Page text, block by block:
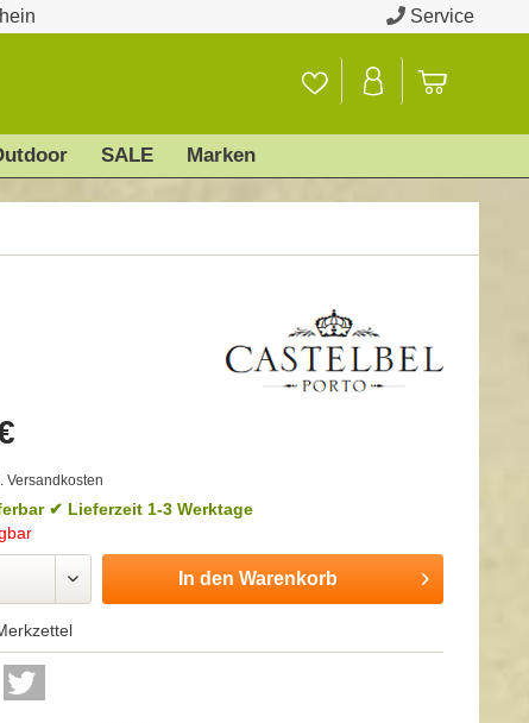
Service
SALE Marken
Versandkosten
✔ Lieferzeit 1-3 Werktage
In den Warenkorb